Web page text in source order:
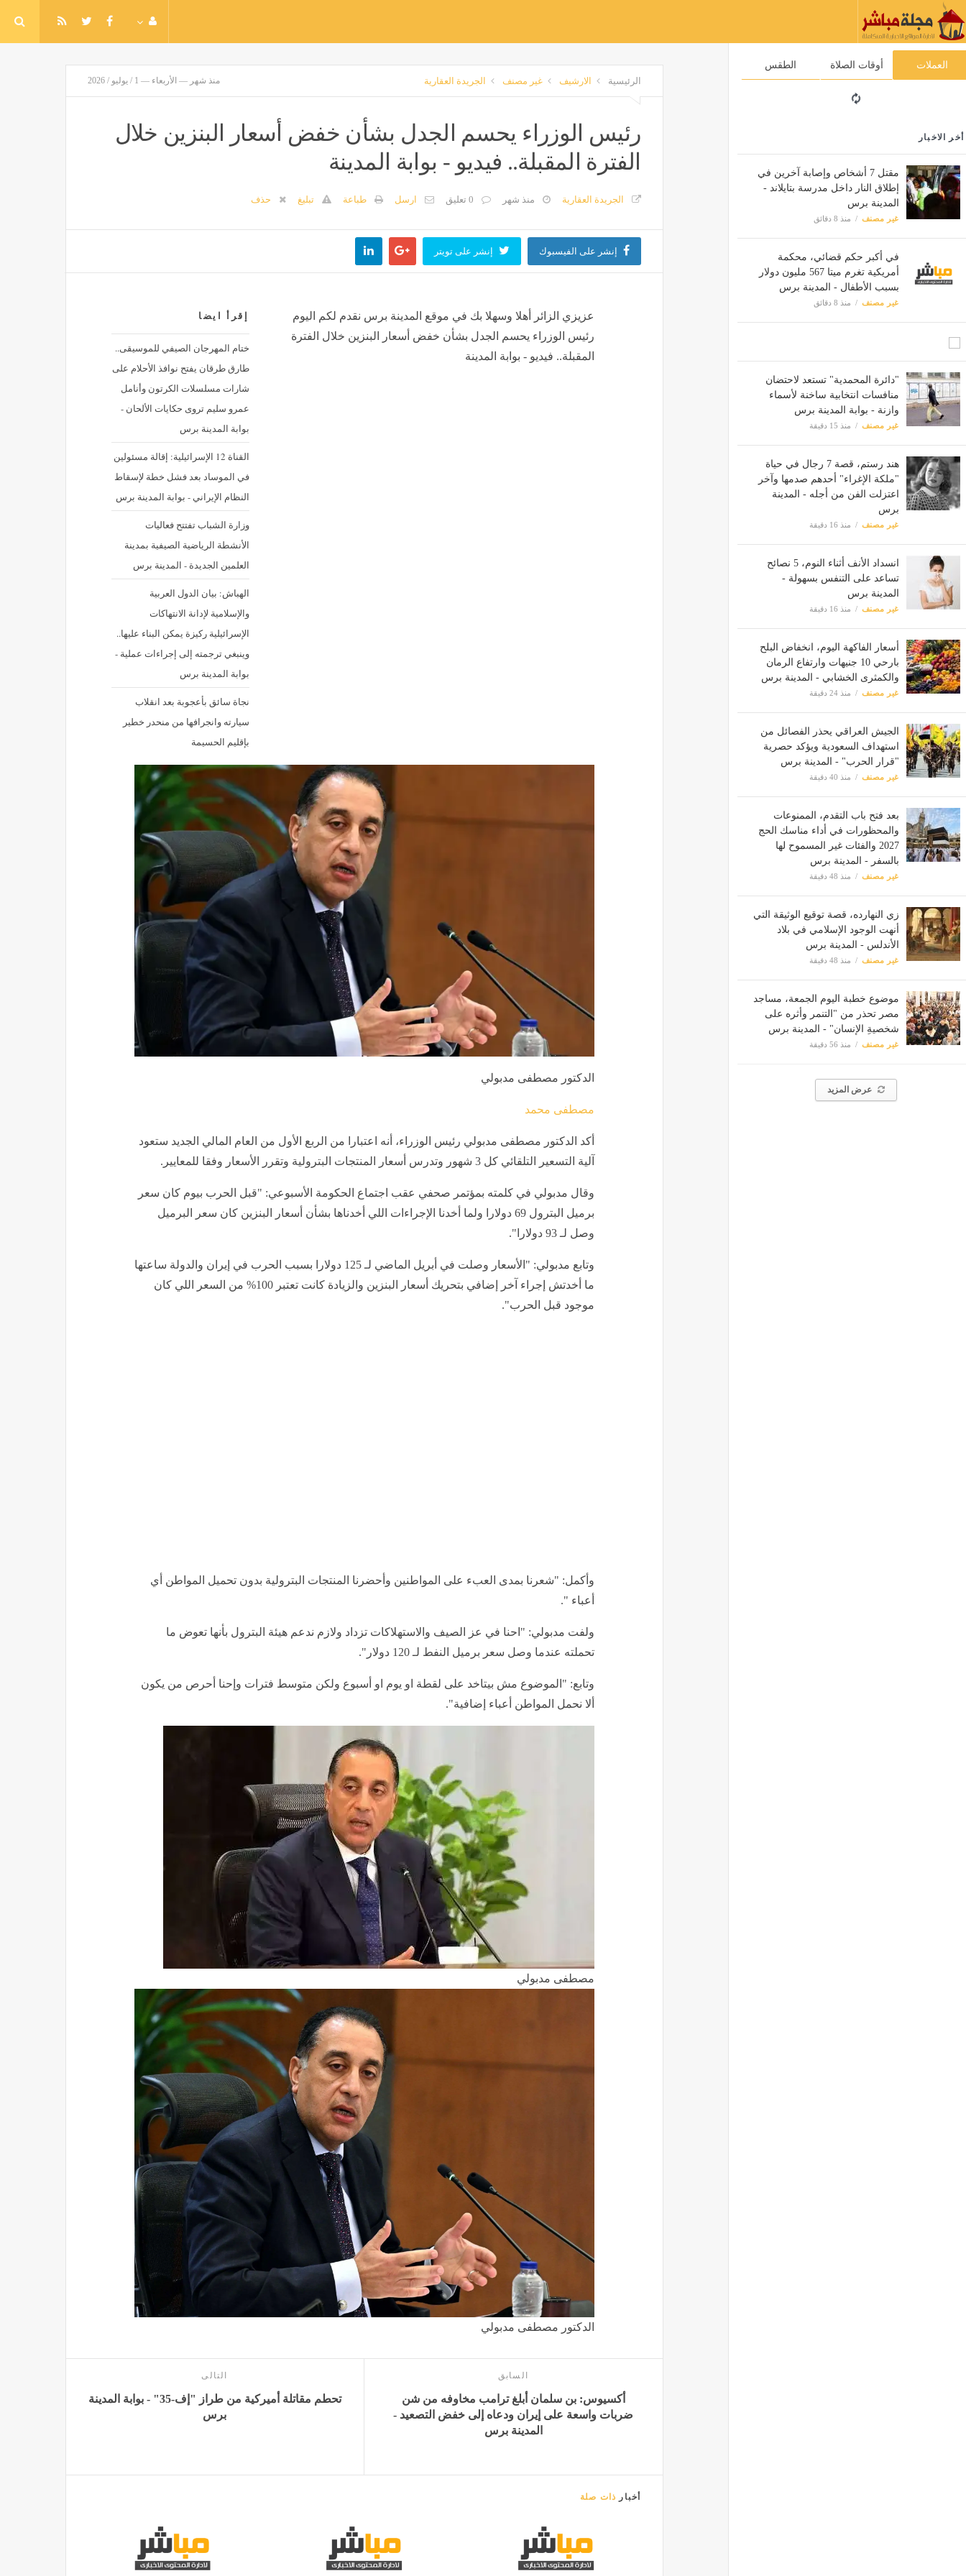
العملات أوقات الصلاة الطقس
أخر الاخبار
مقتل 7 أشخاص وإصابة آخرين في
إطلاق النار داخل مدرسة بتايلاند -
المدينة برس
غير مصنف منذ 8 دقائق
في أكبر حكم قضائي، محكمة
أمريكية تغرم ميتا 567 مليون دولار
بسبب الأطفال - المدينة برس
غير مصنف منذ 8 دقائق
"دائرة المحمدية" تستعد لاحتضان
منافسات انتخابية ساخنة لأسماء
وازنة - بوابة المدينة برس
غير مصنف منذ 15 دقيقة
هند رستم، قصة 7 رجال في حياة
"ملكة الإغراء" أحدهم صدمها وآخر
اعتزلت الفن من أجله - المدينة
برس
غير مصنف منذ 16 دقيقة
انسداد الأنف أثناء النوم، 5 نصائح
تساعد على التنفس بسهولة -
المدينة برس
غير مصنف منذ 16 دقيقة
أسعار الفاكهة اليوم، انخفاض البلح
بارحي 10 جنيهات وارتفاع الرمان
والكمثرى الخشابي - المدينة برس
غير مصنف منذ 24 دقيقة
الجيش العراقي يحذر الفصائل من
استهداف السعودية ويؤكد حصرية
"قرار الحرب" - المدينة برس
غير مصنف منذ 40 دقيقة
بعد فتح باب التقدم، الممنوعات
والمحظورات في أداء مناسك الحج
2027 والفئات غير المسموح لها
بالسفر - المدينة برس
غير مصنف منذ 48 دقيقة
زي النهارده، قصة توقيع الوثيقة التي
أنهت الوجود الإسلامي في بلاد
الأندلس - المدينة برس
غير مصنف منذ 48 دقيقة
موضوع خطبة اليوم الجمعة، مساجد
مصر تحذر من "التنمر وأثره على
شخصيةِ الإنسان" - المدينة برس
غير مصنف منذ 56 دقيقة
عرض المزيد
الرئيسية الارشيف غير مصنف الجريدة العقارية منذ شهر — الأربعاء — 1 / يوليو / 2026
رئيس الوزراء يحسم الجدل بشأن خفض أسعار البنزين خلال
الفترة المقبلة.. فيديو - بوابة المدينة
الجريدة العقارية منذ شهر 0 تعليق ارسل طباعة تبليغ حذف
إنشر على الفيسبوك إنشر على تويتر
إقرأ ايضا
ختام المهرجان الصيفي للموسيقى..
طارق طرقان يفتح نوافذ الأحلام على
شارات مسلسلات الكرتون وأنامل
عمرو سليم تروى حكايات الألحان -
بوابة المدينة برس
القناة 12 الإسرائيلية: إقالة مسئولين
في الموساد بعد فشل خطة لإسقاط
النظام الإيراني - بوابة المدينة برس
وزارة الشباب تفتتح فعاليات
الأنشطة الرياضية الصيفية بمدينة
العلمين الجديدة - المدينة برس
الهباش: بيان الدول العربية
والإسلامية لإدانة الانتهاكات
الإسرائيلية ركيزة يمكن البناء عليها..
وينبغي ترجمته إلى إجراءات عملية -
بوابة المدينة برس
نجاة سائق بأعجوبة بعد انقلاب
سيارته وانجرافها من منحدر خطير
بإقليم الحسيمة
عزيزي الزائر أهلا وسهلا بك في موقع المدينة برس نقدم لكم اليوم
رئيس الوزراء يحسم الجدل بشأن خفض أسعار البنزين خلال الفترة
المقبلة.. فيديو - بوابة المدينة
الدكتور مصطفى مدبولي
مصطفى محمد
أكد الدكتور مصطفى مدبولي رئيس الوزراء، أنه اعتبارا من الربع الأول من العام المالي الجديد ستعود
آلية التسعير التلقائي كل 3 شهور وتدرس أسعار المنتجات البترولية وتقرر الأسعار وفقا للمعايير.
وقال مدبولي في كلمته بمؤتمر صحفي عقب اجتماع الحكومة الأسبوعي: "قبل الحرب بيوم كان سعر
برميل البترول 69 دولارا ولما أخدنا الإجراءات اللي أخدناها بشأن أسعار البنزين كان سعر البرميل
وصل لـ 93 دولارا".
وتابع مدبولي: "الأسعار وصلت في أبريل الماضي لـ 125 دولارا بسبب الحرب في إيران والدولة ساعتها
ما أخدتش إجراء آخر إضافي بتحريك أسعار البنزين والزيادة كانت تعتبر 100% من السعر اللي كان
موجود قبل الحرب".
وأكمل: "شعرنا بمدى العبء على المواطنين وأحضرنا المنتجات البترولية بدون تحميل المواطن أي
أعباء ".
ولفت مدبولي: "احنا في عز الصيف والاستهلاكات تزداد ولازم ندعم هيئة البترول بأنها تعوض ما
تحملته عندما وصل سعر برميل النفط لـ 120 دولار".
وتابع: "الموضوع مش بيتاخد على لقطة او يوم او أسبوع ولكن متوسط فترات وإحنا أحرص من يكون
ألا نحمل المواطن أعباء إضافية".
مصطفى مدبولي
الدكتور مصطفى مدبولي
السابق
أكسيوس: بن سلمان أبلغ ترامب مخاوفه من شن
ضربات واسعة على إيران ودعاه إلى خفض التصعيد -
المدينة برس
التالى
تحطم مقاتلة أميركية من طراز "إف-35" - بوابة المدينة
برس
أخبار ذات صلة